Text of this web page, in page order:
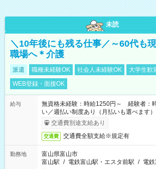
未読
＼10年後にも残る仕事／～60代も
職場へ＊介護
派遣 職種未経験OK 社会人未経験OK 大学生歓
WEB登録・面接OK
給与
無資格未経験：時給1250円～ 経験者
い／週払い制度あり（月払いも選べます
完了次第のお支払いとなります。
交通費別途支給あり
交通費 交通費全額支給※規定有
勤務地
富山県富山市
富山駅 / 電鉄富山駅・エスタ前駅 / 電